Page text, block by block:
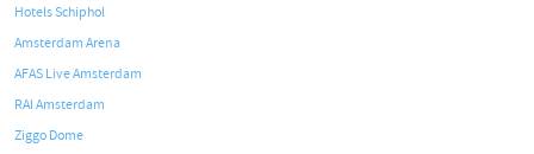
Hotels Schiphol
Amsterdam Arena
AFAS Live Amsterdam
RAI Amsterdam
Ziggo Dome